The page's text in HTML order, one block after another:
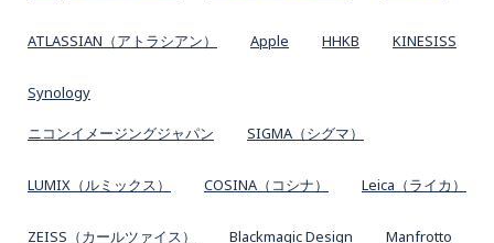
ATLASSIAN（アトラシアン） Apple HHKB KINESISS
Synology
ニコンイメージングジャパン SIGMA（シグマ）
LUMIX（ルミックス） COSINA（コシナ） Leica（ライカ）
ZEISS（カールツァイス） Blackmagic Design Manfrotto